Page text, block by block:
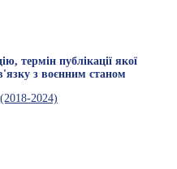
термін публікації якої
з воєнним станом
2024)